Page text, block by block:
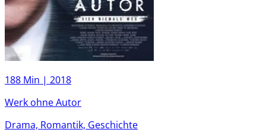
188 Min | 2018
Werk ohne Autor
Drama, Romantik, Geschichte